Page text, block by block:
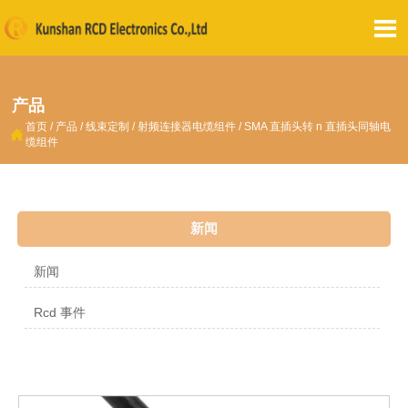

产品
 首页 / 产品 /线束定制 / 射频连接器电缆组件 /SMA 直插头转 n 直插头同轴电
缆组件
新闻
新闻
Rcd 事件